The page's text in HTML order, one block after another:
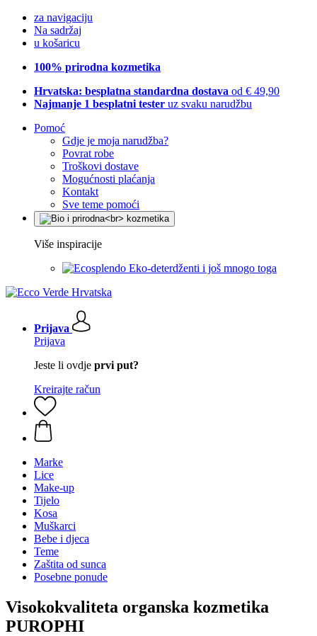
za navigaciju
Na sadržaj
u košaricu
100% prirodna kozmetika
Hrvatska: besplatna standardna dostava od € 49,90
Najmanje 1 besplatni tester uz svaku narudžbu
Pomoć
Gdje je moja narudžba?
Povrat robe
Troškovi dostave
Mogućnosti plaćanja
Kontakt
Sve teme pomoći
Više inspiracije
Eko-deterdženti i još mnogo toga
Prijava
Prijava
Jeste li ovdje prvi put?
Kreirajte račun
Marke
Lice
Make-up
Tijelo
Kosa
Muškarci
Bebe i djeca
Teme
Zaštita od sunca
Posebne ponude
Visokokvaliteta organska kozmetika
PUROPHI